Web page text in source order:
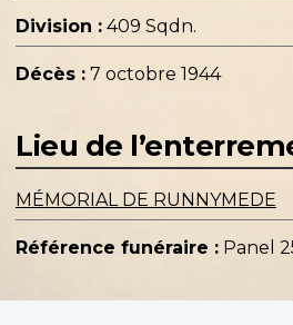
Division : 409 Sqdn.
Décès : 7 octobre 1944
Lieu de
MÉMORIAL DE RUNNYMEDE
Référence funéraire : Panel